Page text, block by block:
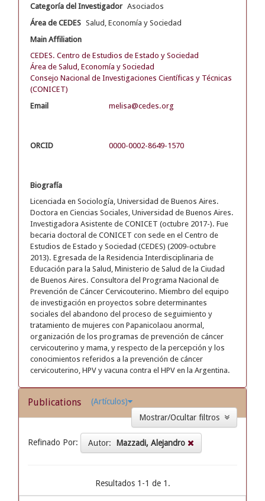
Categoría del Investigador Asociados
Área de CEDES Salud, Economía y Sociedad
Main Affiliation
CEDES. Centro de Estudios de Estado y Sociedad
Área de Salud, Economía y Sociedad
Consejo Nacional de Investigaciones Científicas y Técnicas
(CONICET)
Email
melisa@cedes.org
ORCID 0000-0002-8649-1570
Biografía
Licenciada en Sociología, Universidad de Buenos Aires.
Doctora en Ciencias Sociales, Universidad de Buenos Aires.
Investigadora Asistente de CONICET (octubre 2017-). Fue
becaria doctoral de CONICET con sede en el Centro de
Estudios de Estado y Sociedad (CEDES) (2009-octubre
2013). Egresada de la Residencia Interdisciplinaria de
Educación para la Salud, Ministerio de Salud de la Ciudad
de Buenos Aires. Consultora del Programa Nacional de
Prevención de Cáncer Cervicouterino. Miembro del equipo
de investigación en proyectos sobre determinantes
sociales del abandono del proceso de seguimiento y
tratamiento de mujeres con Papanicolaou anormal,
organización de los programas de prevención de cáncer
cervicouterino y mama, y respecto de la percepción y los
conocimientos referidos a la prevención de cáncer
cervicouterino, HPV y vacuna contra el HPV en la Argentina.
Publications
(Artículos)
Refinado Por: Autor: Mazzadi, Alejandro
Resultados 1-1 de 1.